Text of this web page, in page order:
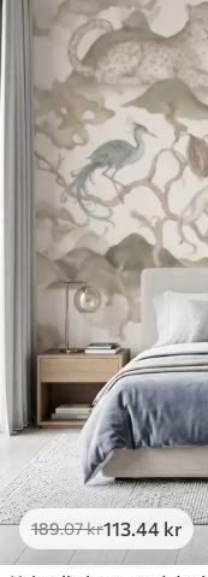
189.07kr113.44 kr